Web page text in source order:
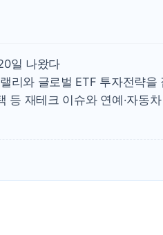
일 나왔다
리와 글로벌 ETF 투자전략을
등 재테크 이슈와 연예·자동